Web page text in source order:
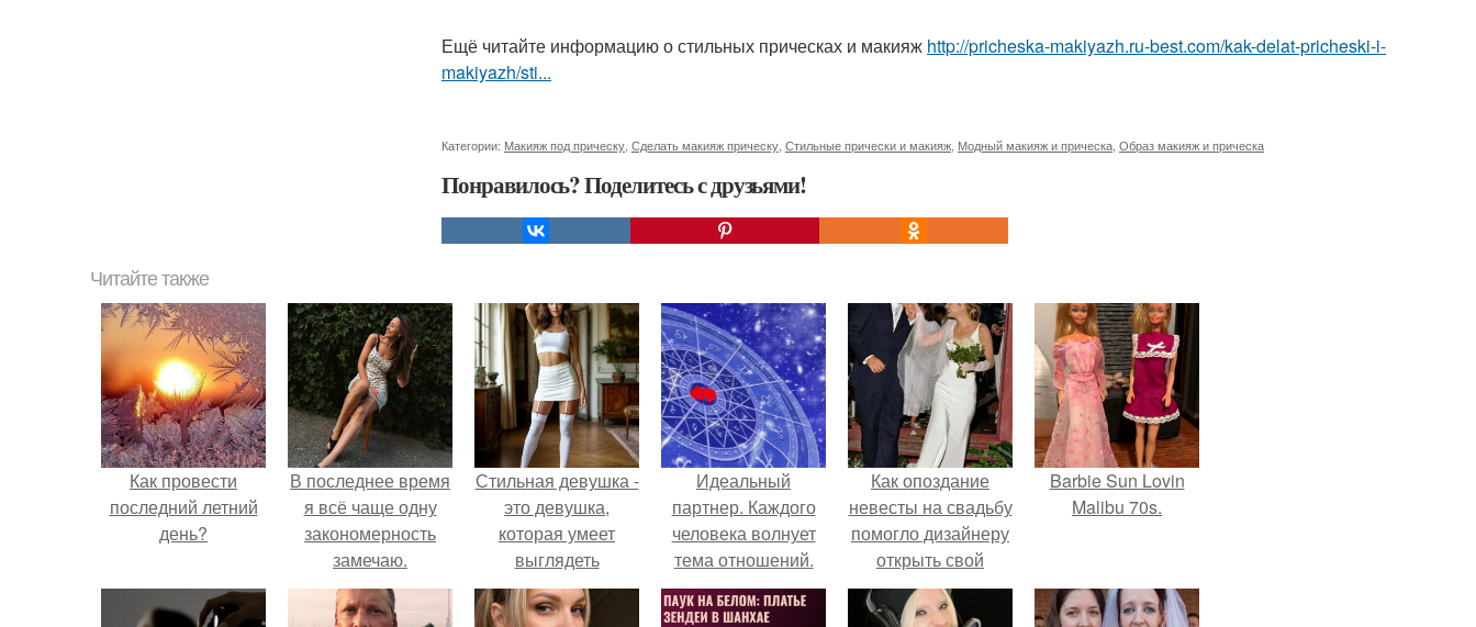
Ещё читайте информацию о стильных прическах и макияж http://pricheska-makiyazh.ru-best.com/kak-delat-pricheski-i-
makiyazh/sti...
Категории: Макияж под прическу Сделать макияж прическу Стильные прически и макияж Модный макияж и прическа Образ макияж и прическа
Понравилось? Поделитесь с друзьями!
Читайте также
Как провести
последний летний
день?
В последнее время
я всё чаще одну
закономерность
замечаю.
Стильная девушка -
это девушка,
которая умеет
выглядеть
привлекательно и
элегантно в любои
Идеальный
партнер. Каждого
человека волнует
тема отношений.
Как опоздание
невесты на свадьбу
помогло дизайнеру
открыть свой
бренд.
Barbie Sun Lovin
Malibu 70s.